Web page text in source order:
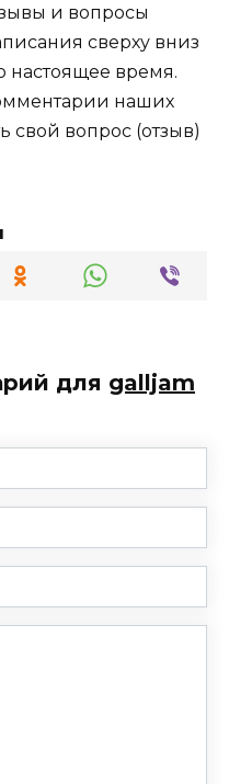
и вопросы
сверху вниз
настоящее время.
наших
свой вопрос (отзыв)
для galljam